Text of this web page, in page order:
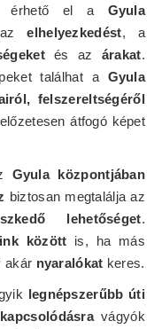
érhető el a Gyula
azelhelyezkedést, a
és az árakat.
találhat a Gyula
felszereltségéről
átfogó képet
Gyula központjában
biztosan megtalálja az
lehetőséget.
között is, ha más
akár nyaralókat keres.
legnépszerűbb úti
vágyók